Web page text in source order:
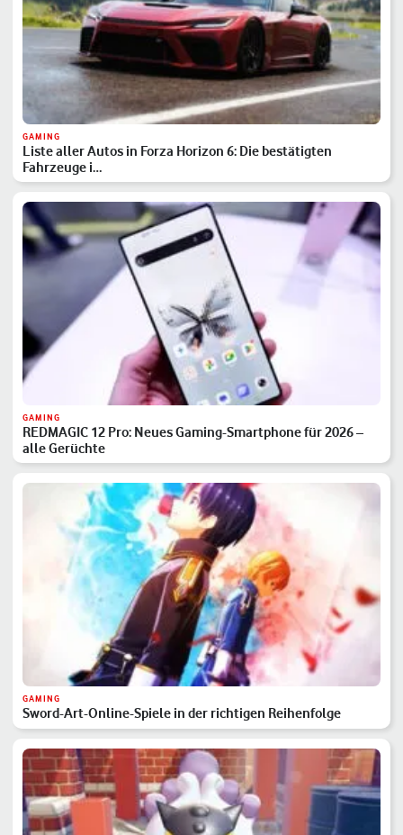
GAMING
Liste aller Autos in Forza Horizon 6: Die bestätigten
Fahrzeuge i…
GAMING
REDMAGIC 12 Pro: Neues Gaming-Smartphone für 2026 –
alle Gerüchte
GAMING
Sword-Art-Online-Spiele in der richtigen Reihenfolge